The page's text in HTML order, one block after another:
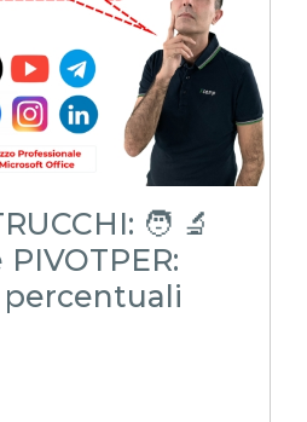
🧑 🔬